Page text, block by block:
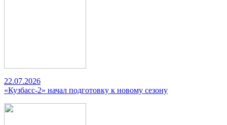
22.07.2026
«Кузбасс-2» начал подготовку к новому сезону